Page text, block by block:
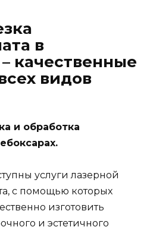
в
качественные
видов
и обработка
услуги лазерной
с помощью которых
изготовить
и эстетичного